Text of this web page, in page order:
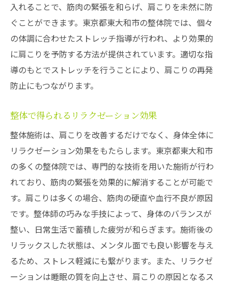
入れることで、筋肉の緊張を和らげ、肩こりを未然に防
ぐことができます。東京都東大和市の整体院では、個々
の体調に合わせたストレッチ指導が行われ、より効果的
に肩こりを予防する方法が提供されています。適切な指
導のもとでストレッチを行うことにより、肩こりの再発
防止にもつながります。
整体で得られるリラクゼーション効果
整体施術は、肩こりを改善するだけでなく、身体全体に
リラクゼーション効果をもたらします。東京都東大和市
の多くの整体院では、専門的な技術を用いた施術が行わ
れており、筋肉の緊張を効果的に解消することが可能で
す。肩こりは多くの場合、筋肉の硬直や血行不良が原因
です。整体師の巧みな手技によって、身体のバランスが
整い、日常生活で蓄積した疲労が和らぎます。施術後の
リラックスした状態は、メンタル面でも良い影響を与え
るため、ストレス軽減にも繋がります。また、リラクゼ
ーションは睡眠の質を向上させ、肩こりの原因となるス